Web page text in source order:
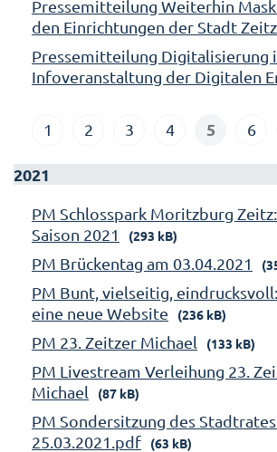
Pressemitteilung Weiterhin
den Einrichtungen der Stadt Zeitz
Pressemitteilung Digitalisierung
Infoveranstaltung der Digitalen
1 2 3 4 5 6
2021
PM Schlosspark Moritzburg
Saison 2021
(293 kB)
PM Brückentag am 03.04.2021
PM Bunt, vielseitig,
eine neue Website
(236 kB)
PM 23. Zeitzer Michael (133 kB)
PM Livestream Verleihung 23.
Michael
(87 kB)
PM Sondersitzung des
25.03.2021.pdf
(63 kB)